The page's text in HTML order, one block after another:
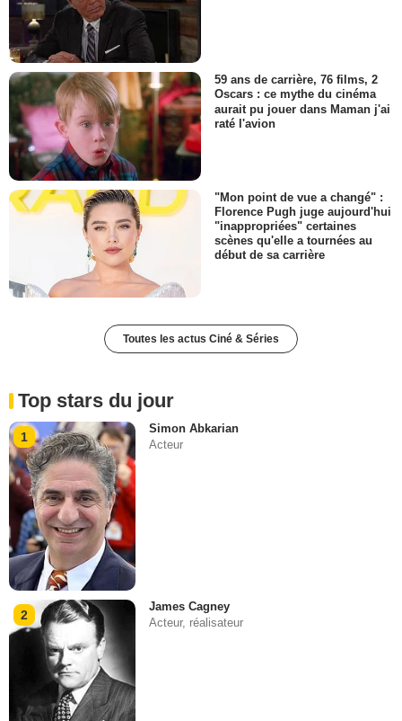
59 ans de carrière, 76 films, 2
Oscars : ce mythe du cinéma
aurait pu jouer dans Maman j'ai
raté l'avion
"Mon point de vue a changé" :
Florence Pugh juge aujourd'hui
"inappropriées" certaines
scènes qu'elle a tournées au
début de sa carrière
Toutes les actus Ciné & Séries
Top stars du jour
1
Simon Abkarian
Acteur
2
James Cagney
Acteur, réalisateur